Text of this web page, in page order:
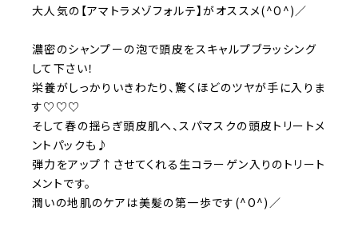
大人気の【アマトラメゾフォルテ】がオススメ(^O^)／
濃密のシャンプーの泡で頭皮をスキャルプブラッシング
して下さい！
栄養がしっかりいきわたり、驚くほどのツヤが手に入りま
す♡♡♡
そして春の揺らぎ頭皮肌へ、スパマスクの頭皮トリートメ
ントパックも♪
弾力をアップ↑させてくれる生コラーゲン入りのトリート
メントです。
潤いの地肌のケアは美髪の第一歩です(^O^)／